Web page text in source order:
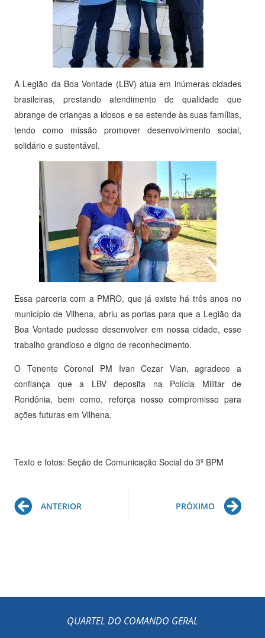
A Legião da Boa Vontade (LBV) atua em inúmeras cidades
brasileiras, prestando atendimento de qualidade que
abrange de crianças a idosos e se estende às suas famílias,
tendo como missão promover desenvolvimento social,
solidário e sustentável.
Essa parceria com a PMRO, que já existe há três anos no
município de Vilhena, abriu as portas para que a Legião da
Boa Vontade pudesse desenvolver em nossa cidade, esse
trabalho grandioso e digno de reconhecimento.
O Tenente Coronel PM Ivan Cezar Vian, agradece a
confiança que a LBV deposita na Polícia Militar de
Rondônia, bem como, reforça nosso compromisso para
ações futuras em Vilhena.
Texto e fotos: Seção de Comunicação Social do 3º BPM
Prev
ANTERIOR PRÓXIMO
QUARTEL DO COMANDO GERAL